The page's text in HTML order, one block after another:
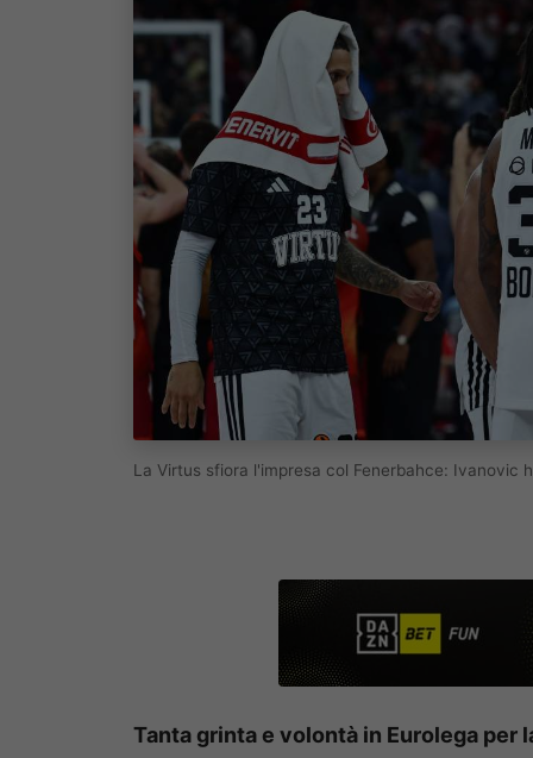
La Virtus sfiora l'impresa col Fenerbahce: Ivanovic
Tanta grinta e volontà in Eurolega